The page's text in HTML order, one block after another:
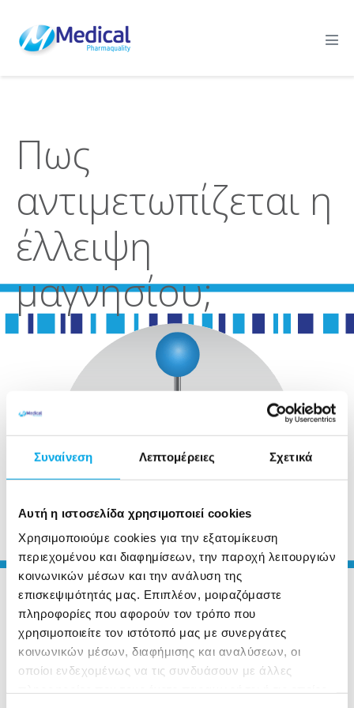
Συναίνεση Λεπτομέρειες Σχετικά
Αυτή η ιστοσελίδα χρησιμοποιεί cookies
Χρησιμοποιούμε cookies για την εξατομίκευση
περιεχομένου και διαφημίσεων, την παροχή λειτουργιών
κοινωνικών μέσων και την ανάλυση της
επισκεψιμότητάς μας. Επιπλέον, μοιραζόμαστε
πληροφορίες που αφορούν τον τρόπο που
χρησιμοποιείτε τον ιστότοπό μας με συνεργάτες
κοινωνικών μέσων, διαφήμισης και αναλύσεων, οι
οποίοι ενδεχομένως να τις συνδυάσουν με άλλες
Πως
αντιμετωπίζεται η
έλλειψη
μαγνησίου;
Πως αντιμετωπίζεται η
έλλειψη μαγνησίου;